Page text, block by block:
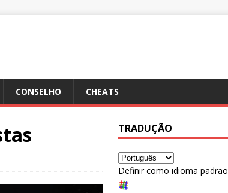
CONSELHO CHEATS
TRADUÇÃO
Definir como idioma padrão